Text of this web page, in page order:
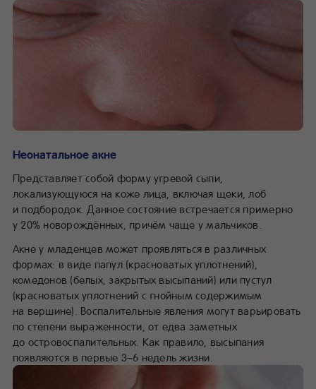
Неонатальное акне
Представляет собой форму угревой сыпи,
локализующуюся на коже лица, включая щеки, лоб
и подбородок. Данное состояние встречается примерно
у 20% новорождённых, причём чаще у мальчиков.
Акне у младенцев может проявляться в различных
формах: в виде папул (красноватых уплотнений),
комедонов (белых, закрытых высыпаний) или пустул
(красноватых уплотнений с гнойным содержимым
на вершине). Воспалительные явления могут варьировать
по степени выраженности, от едва заметных
до островоспалительных. Как правило, высыпания
появляются в первые 3–6 недель жизни.